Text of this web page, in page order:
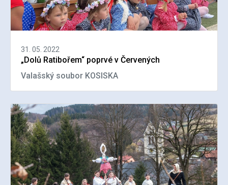
31. 05. 2022
„Dolů Ratibořem“ poprvé v Červených
Valašský soubor KOSISKA